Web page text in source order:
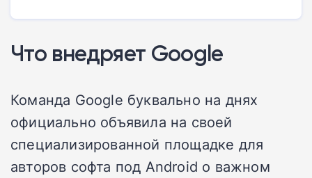
Что внедряет Google
Команда Google буквально на днях
официально объявила на своей
специализированной площадке для
авторов софта под Android о важном